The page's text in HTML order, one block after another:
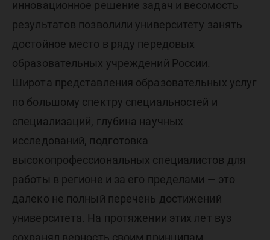
инновационное решение задач и весомость
результатов позволили университету занять
достойное место в ряду передовых
образовательных учреждений России.
Широта представления образовательных услуг
по большому спектру специальностей и
специализаций, глубина научных
исследований, подготовка
высокопрофессиональных специалистов для
работы в регионе и за его пределами — это
далеко не полный перечень достижений
университета. На протяжении этих лет вуз
сохранял верность своим принципам,